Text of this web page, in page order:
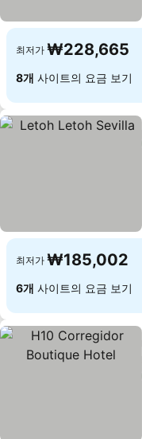
최저가 ₩228,665
8개 사이트의 요금 보기
최저가 ₩185,002
6개 사이트의 요금 보기